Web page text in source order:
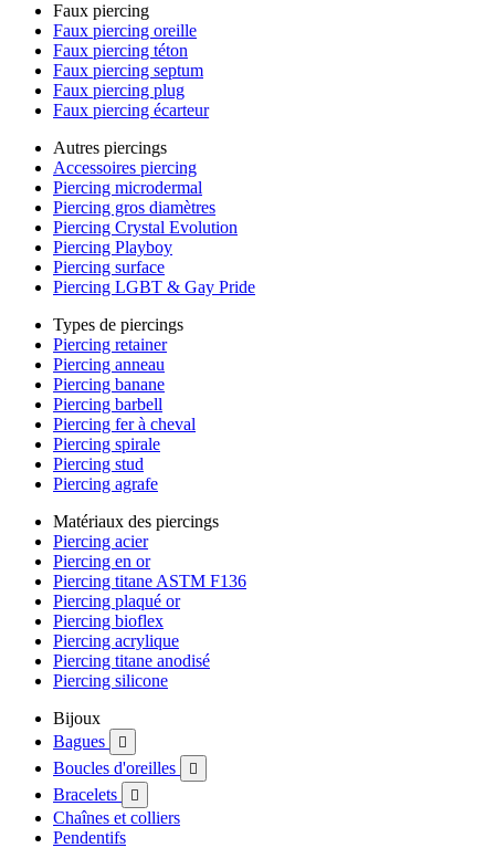
Faux piercing
Faux piercing oreille
Faux piercing téton
Faux piercing septum
Faux piercing plug
Faux piercing écarteur
Autres piercings
Accessoires piercing
Piercing microdermal
Piercing gros diamètres
Piercing Crystal Evolution
Piercing Playboy
Piercing surface
Piercing LGBT & Gay Pride
Types de piercings
Piercing retainer
Piercing anneau
Piercing banane
Piercing barbell
Piercing fer à cheval
Piercing spirale
Piercing stud
Piercing agrafe
Matériaux des piercings
Piercing acier
Piercing en or
Piercing titane ASTM F136
Piercing plaqué or
Piercing bioflex
Piercing acrylique
Piercing titane anodisé
Piercing silicone
Bijoux
Bagues

Boucles d'oreilles 
Bracelets 
Chaînes et colliers
Pendentifs